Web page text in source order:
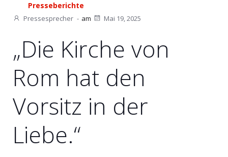
Presseberichte
Pressesprecher - am Mai 19, 2025
„Die Kirche von
Rom hat den
Vorsitz in der
Liebe.“